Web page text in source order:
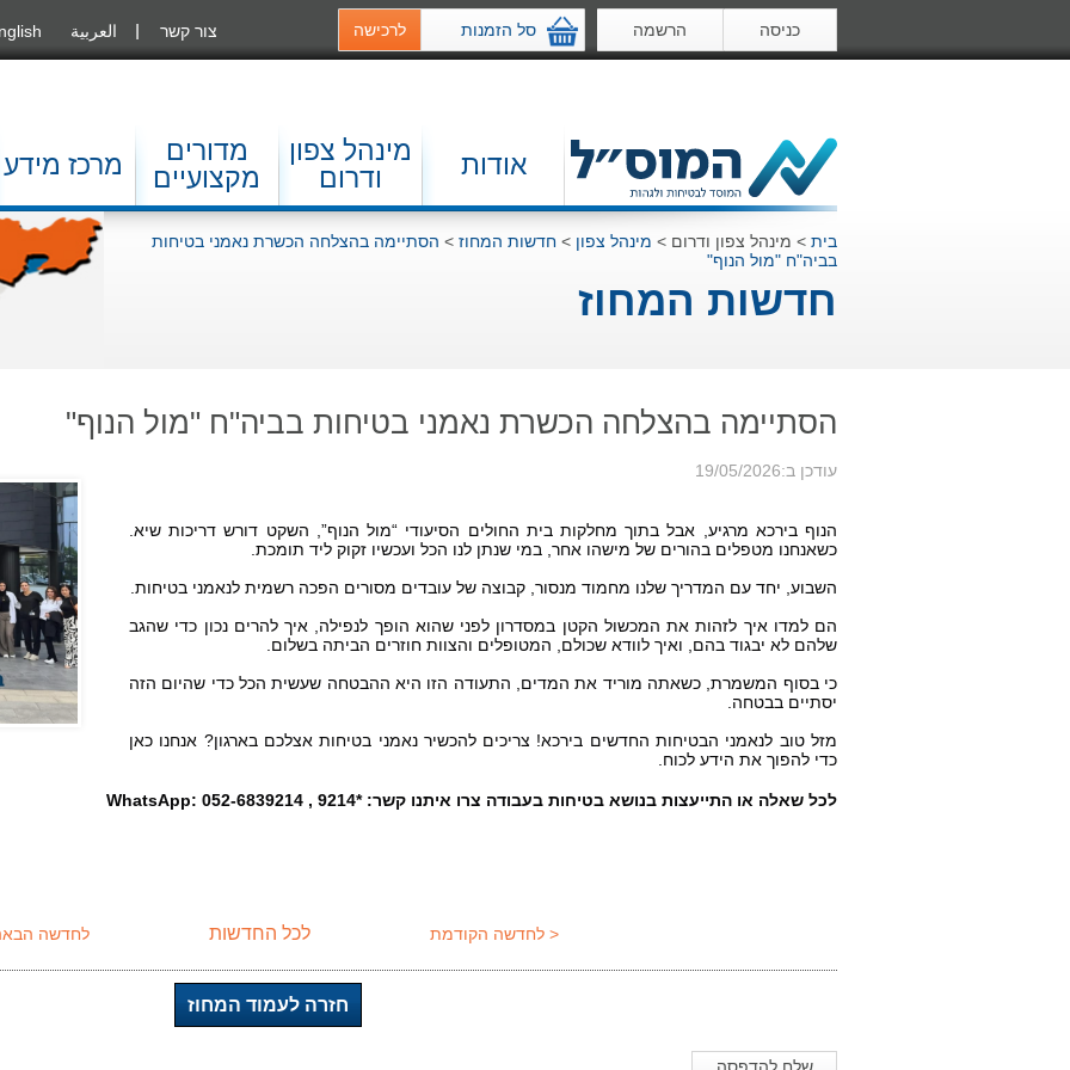
כניסה הרשמה סל הזמנות לרכישה العربية צור קשר
אודות
מינהל צפון
ודרום
מדורים
מקצועיים
מרכז מידע
בית > מינהל צפון ודרום > מינהל צפון > חדשות המחוז > הסתיימה בהצלחה הכשרת נאמני בטיחות
בביה"ח "מול הנוף"
חדשות המחוז
הסתיימה בהצלחה הכשרת נאמני בטיחות בביה"ח "מול הנוף"
עודכן ב:19/05/2026
כשאנחנו מטפלים בהורים של מישהו אחר, במי שנתן לנו הכל ועכשיו זקוק ליד תומכת.
השבוע, יחד עם המדריך שלנו מחמוד מנסור, קבוצה של עובדים מסורים הפכה רשמית לנאמני בטיחות.
שלהם לא יבגוד בהם, ואיך לוודא שכולם, המטופלים והצוות חוזרים הביתה בשלום.
יסתיים בבטחה.
כדי להפוך את הידע לכוח.
לכל שאלה או התייעצות בנושא בטיחות בעבודה צרו איתנו קשר: *9214 , WhatsApp: 052-6839214
< לחדשה הקודמת לכל החדשות לחדשה
חזרה לעמוד המחוז
שלח להדפסה